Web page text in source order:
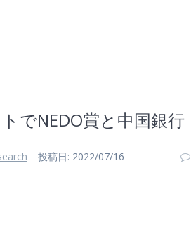
でNEDO賞と中国銀行
投稿日: 2022/07/16